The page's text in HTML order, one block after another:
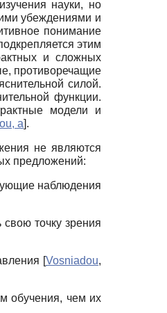
науки, но
убеждениями и
понимание
этим
и сложных
противоречащие
силой.
функции.
модели и
а].
не являются
предложений:
наблюдения
точку зрения
[Vosniadou,
обучения, чем их